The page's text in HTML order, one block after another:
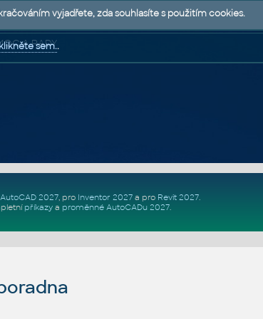
A RADY
AutoCAD 2027, pro Inventor 2027a pro Revit 2027.
příkazya proměnné AutoCADu 2027.
vyjadřete, zda souhlasíte s použitím cookies.
sem..